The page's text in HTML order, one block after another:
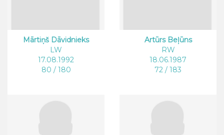
Mārtiņš Dāvidnieks
LW
17.08.1992
80 / 180
Artūrs Beļūns
RW
18.06.1987
72 / 183